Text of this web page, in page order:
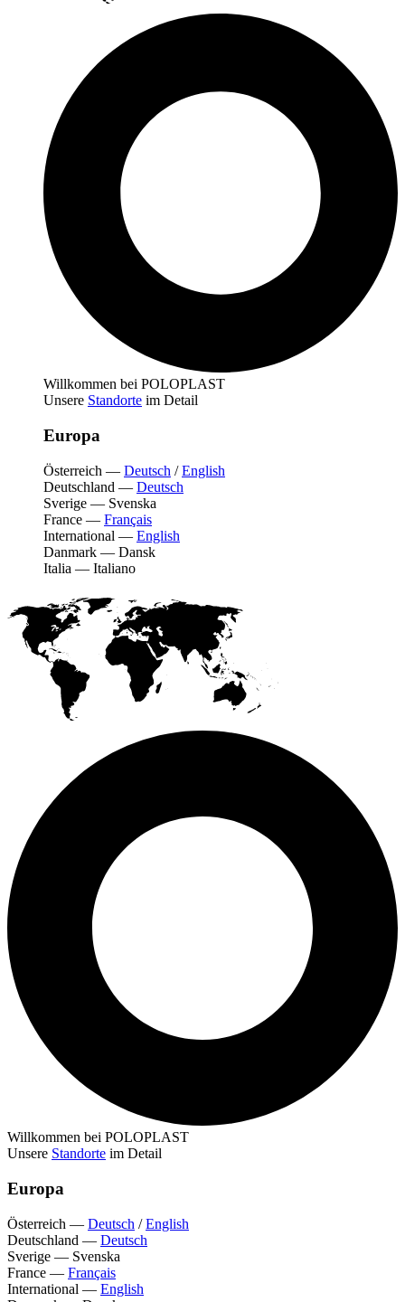
Willkommen bei POLOPLAST
Unsere Standorte im Detail
Europa
Österreich — Deutsch /English
Deutschland — Deutsch
Sverige — Svenska
France — Français
International — English
Danmark — Dansk
Italia — Italiano
Willkommen bei POLOPLAST
Unsere Standorte im Detail
Europa
Österreich — Deutsch /English
Deutschland — Deutsch
Sverige — Svenska
France — Français
International — English